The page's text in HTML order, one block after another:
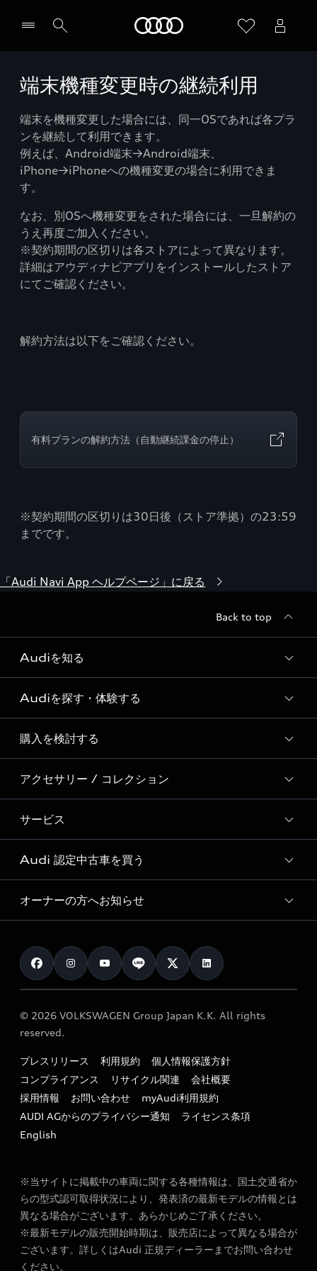
端末機種変更時の継続利用
端末を機種変更した場合には、同一OSであれば各プラ
ンを継続して利用できます。
例えば、Android端末→Android端末、
iPhone→iPhoneへの機種変更の場合に利用できま
す。
なお、別OSへ機種変更をされた場合には、一旦解約の
うえ再度ご加入ください。
※契約期間の区切りは各ストアによって異なります。
詳細はアウディナビアプリをインストールしたストア
にてご確認ください。
解約方法は以下をご確認ください。
有料プランの解約方法（自動継続課金の停止）
※契約期間の区切りは30日後（ストア準拠）の23:59
までです。
「Audi Navi App ヘルプページ」に戻る
Back to top
Audiを知る
Audi ブランド
Story of Progress
Audi Sport
Formula 1®
デジタルサービス
Audiを探す・体験する
ディーラー検索
新車在庫検索
試乗車・展示車検索
見積り依頼
試乗予約
購入を検討する
モデル一覧
特別仕様モデル / 限定モデル
e-tronラインアップ
価格シミュレーション
車両比較
カタログ一覧
アクセサリー / コレクション
純正アクセサリー
オンラインショップ
Audi collection
アウディナビアプリ
サービス
サービス入庫予約
サービスプログラム
メンテナンス
車検 / 定期点検
e-tronアフターサポート
myAudi
Audi 認定中古車を買う
Audi認定中古車
クオリティ
保証
メンテナンス
ファイナンス
キャンペーン / イベント
買取査定
オーナーの方へお知らせ
お知らせ
オーナー様向けキャンペーン
特定整備適用車一覧
リサイクル法
よくある質問（FAQ）
© 2026 VOLKSWAGEN Group Japan K.K. All rights
reserved.
プレスリリース 利用規約
個人情報保護方針
コンプライアンス
リサイクル関連
会社概要
採用情報
お問い合わせ
myAudi利用規約
AUDI AGからのプライバシー通知
ライセンス条項
English
※当サイトに掲載中の車両に関する各種情報は、国土交通省か
らの型式認可取得状況により、発表済の最新モデルの情報とは
異なる場合がございます。あらかじめご了承ください。
※最新モデルの販売開始時期は、販売店によって異なる場合が
ございます。詳しくはAudi 正規ディーラーまでお問い合わせ
ください。